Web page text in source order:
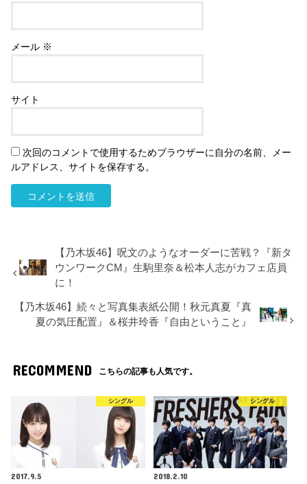
メール ※
サイト
次回のコメントで使用するためブラウザーに自分の名前、メー
ルアドレス、サイトを保存する。
【乃木坂46】呪文のようなオーダーに苦戦？『新タ
ウンワークCM』生駒里奈＆松本人志がカフェ店員
に！
【乃木坂46】続々と写真集表紙公開！秋元真夏『真
夏の気圧配置』＆桜井玲香『自由ということ』
RECOMMEND こちらの記事も人気です。
シングル
2017.9.5
シングル
2018.2.10